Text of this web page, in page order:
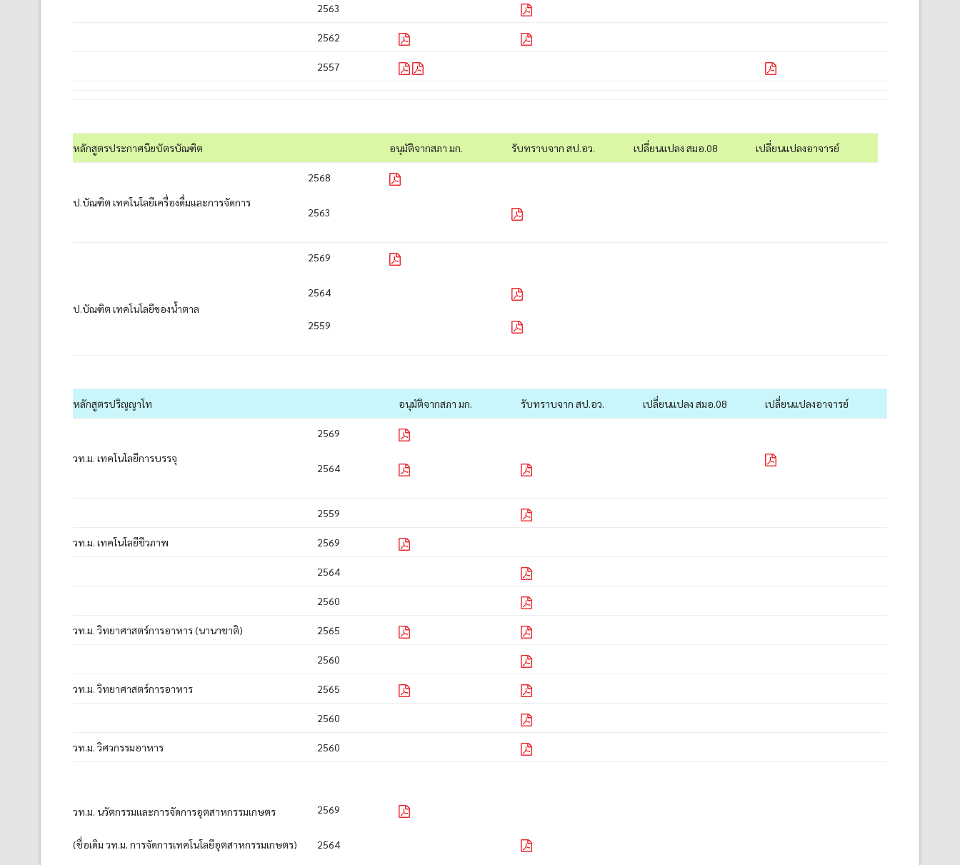
2563
2562
2557
หลักสูตรประกาศนียบัตรบัณฑิต อนุมัติจากสภา มก. รับทราบจาก สป.อว. เปลี่ยนแปลง สมอ.08 เปลี่ยนแปลงอาจารย์
ป.บัณฑิต เทคโนโลยีเครื่องดื่มและการจัดการ
2568
2563
ป.บัณฑิต เทคโนโลยีของน้ำตาล
2569
2564
2559
หลักสูตรปริญญาโท อนุมัติจากสภา มก. รับทราบจาก สป.อว. เปลี่ยนแปลง สมอ.08 เปลี่ยนแปลงอาจารย์
วท.ม. เทคโนโลยีการบรรจุ
2569
2564
2559
วท.ม. เทคโนโลยีชีวภาพ 2569
2564
2560
วท.ม. วิทยาศาสตร์การอาหาร (นานาชาติ) 2565
2560
วท.ม. วิทยาศาสตร์การอาหาร 2565
2560
วท.ม. วิศวกรรมอาหาร 2560
วท.ม. นวัตกรรมและการจัดการอุตสาหกรรมเกษตร
(ชื่อเดิม วท.ม. การจัดการเทคโนโลยีอุตสาหกรรมเกษตร)
2569
2564